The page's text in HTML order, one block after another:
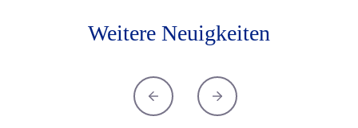
Weitere Neuigkeiten